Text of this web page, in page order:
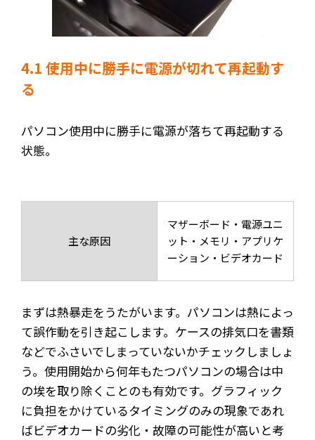
4.1 使用中に勝手に電源が切れて再起動す
る
パソコン使用中に勝手に電源が落ちて再起動する
状態。
主な原因
マザーボード・電源ユニ
ット・メモリ・アプリケ
ーション・ビデオカード
まずは熱暴走をうたがいます。パソコンは熱によっ
て誤作動を引き起こします。ケースの排気口を書類
などでふさいでしまっていないかチェックしましょ
う。使用開始から何年もたつパソコンの場合は中
の埃を取り除くことのも有効です。グラフィック
に負担をかけているタイミングのみの現象であれ
ばビデオカードの劣化・故障の可能性が高いと考